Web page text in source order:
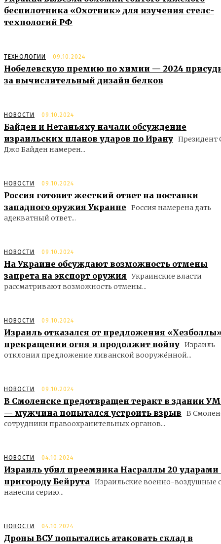
беспилотника «Охотник» для изучения стелс-
технологий РФ
ТЕХНОЛОГИИ 09.10.2024
Нобелевскую премию по химии — 2024
за вычислительный дизайн белков
НОВОСТИ 09.10.2024
Байден и Нетаньяху начали обсуждение
израильских планов ударов по Ирану
Джо Байден намерен...
НОВОСТИ 09.10.2024
Россия готовит жесткий ответ на поставки
западного оружия Украине
Россия намерена дать
адекватный ответ...
НОВОСТИ 09.10.2024
На Украине обсуждают возможность отмены
запрета на экспорт оружия
Украинские власти
рассматривают возможность отмены...
НОВОСТИ 09.10.2024
Израиль отказался от предложения
прекращении огня и продолжит войну Израиль
отклонил предложение ливанской вооружённой...
НОВОСТИ 09.10.2024
В Смоленске предотвращен теракт в здании
— мужчина попытался устроить взрыв
В
сотрудники правоохранительных органов...
НОВОСТИ 04.10.2024
Израиль убил преемника Насраллы 20 ударами
пригороду Бейрута Израильские военно-воздушные
нанесли серию...
НОВОСТИ 04.10.2024
Дроны ВСУ попытались атаковать склад в